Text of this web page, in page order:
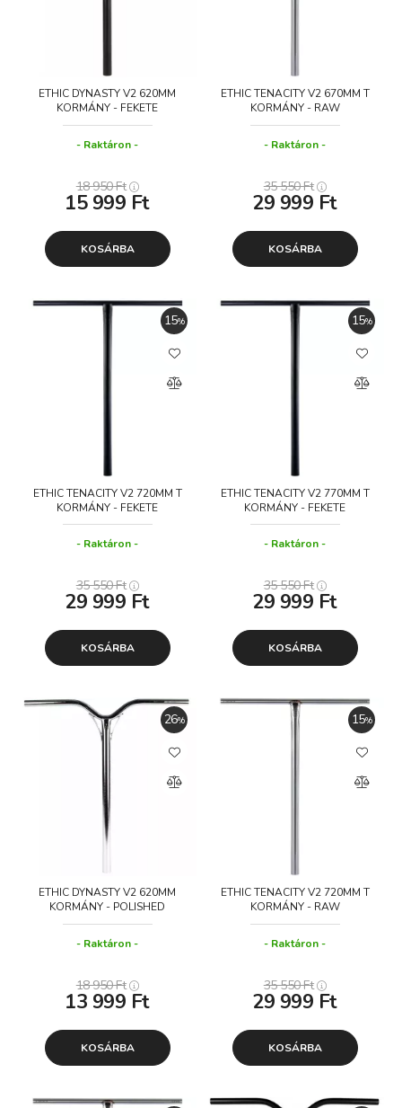
ETHIC DYNASTY V2 620MM
KORMÁNY - FEKETE
Raktáron
18 950Ft
15 999 Ft
KOSÁRBA
ETHIC TENACITY V2 670MM T
KORMÁNY - RAW
Raktáron
35 550Ft
29 999 Ft
KOSÁRBA
15
ETHIC TENACITY V2 720MM T
KORMÁNY - FEKETE
Raktáron
35 550Ft
29 999 Ft
KOSÁRBA
15
ETHIC TENACITY V2 770MM T
KORMÁNY - FEKETE
Raktáron
35 550Ft
29 999 Ft
KOSÁRBA
26
ETHIC DYNASTY V2 620MM
KORMÁNY - POLISHED
Raktáron
18 950Ft
13 999 Ft
KOSÁRBA
15
ETHIC TENACITY V2 720MM T
KORMÁNY - RAW
Raktáron
35 550Ft
29 999 Ft
KOSÁRBA